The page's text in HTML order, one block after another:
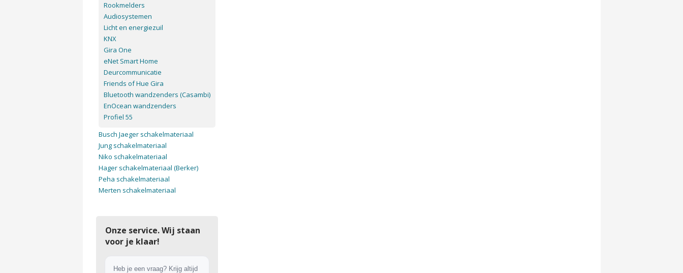
Rookmelders
Audiosystemen
Licht en energiezuil
KNX
Gira One
eNet Smart Home
Deurcommunicatie
Friends of Hue Gira
Bluetooth wandzenders (Casambi)
EnOcean wandzenders
Profiel 55
Busch Jaeger schakelmateriaal
Jung schakelmateriaal
Niko schakelmateriaal
Hager schakelmateriaal (Berker)
Peha schakelmateriaal
Merten schakelmateriaal
Onze service. Wij staan
voor je klaar!
Heb je een vraag? Krijg altijd